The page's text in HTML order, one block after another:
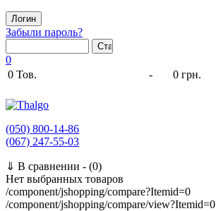
Забыли пароль?
0
0 Тов. -
0 грн.
(050) 800-14-86
(067) 247-55-03
⇓ В сравнении - (0)
Нет выбранных товаров
/component/jshopping/compare?Itemid=0
/component/jshopping/compare/view?Itemid=0